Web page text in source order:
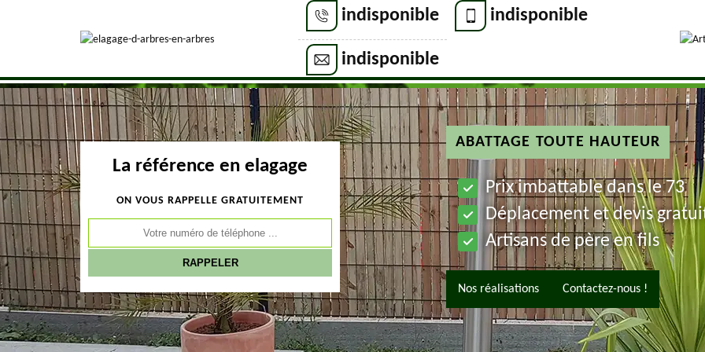
indisponible indisponible
indisponible
La référence en elagage
ON VOUS RAPPELLE GRATUITEMENT
ABATTAGE TOUTE HAUTEUR
Prix imbattable dans le 73
Déplacement et devis
Artisans de père en fils
Nos réalisations Contactez-nous !